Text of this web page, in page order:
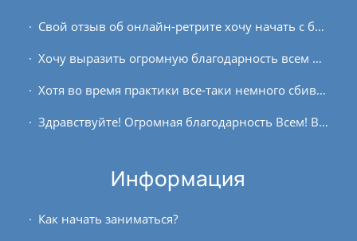
Свой отзыв об онлайн-ретрите хочу начать с благодарности Андрею и всем преподавателям. Также я благодарю всех участников за совместно сформированное пространство, за поддержку...
Хочу выразить огромную благодарность всем преподавателям, которые вели занятия на курсе. Прошла полугодовой курс онлайн и хочу сказать, что это не просто учёба, это...
Хотя во время практики все-таки немного сбивалось дыхание, визуализация не была слишком чёткой, подробной и «красочной» и как-то сразу переходила в ощущение светящегося...
Здравствуйте! Огромная благодарность Всем! В своём эволюционном пути я ещё на этапе «накопления»: читаю, смотрю, слушаю, не один год и получаю от этого огромное...
Информация
Как начать заниматься?